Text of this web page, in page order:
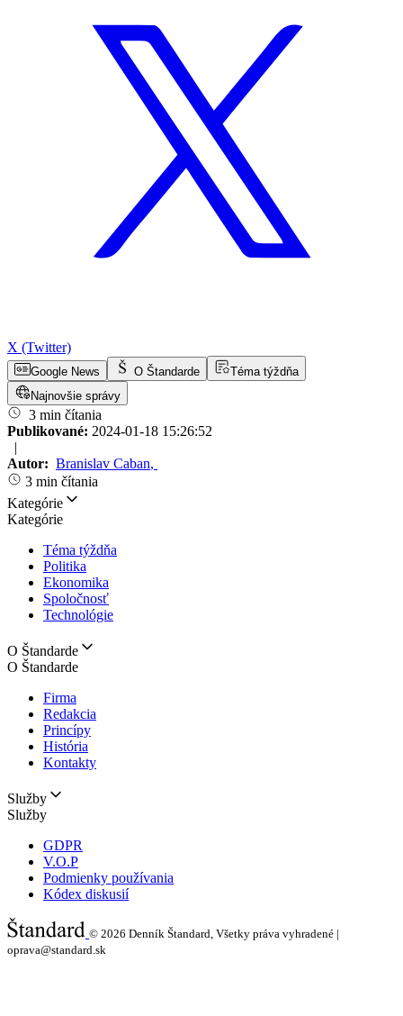
X (Twitter)
Google News O Štandarde
Téma týždňa
Najnovšie správy
3 min čítania
Publikované: 2024-01-18 15:26:52
|
Autor: Branislav Caban,
3 min čítania
Kategórie
Kategórie
Téma týždňa
Politika
Ekonomika
Spoločnosť
Technológie
O Štandarde
O Štandarde
Firma
Redakcia
Princípy
História
Kontakty
Služby
Služby
GDPR
V.O.P
Podmienky používania
Kódex diskusií
© 2026 Denník Štandard, Všetky práva vyhradené |
oprava@standard.sk